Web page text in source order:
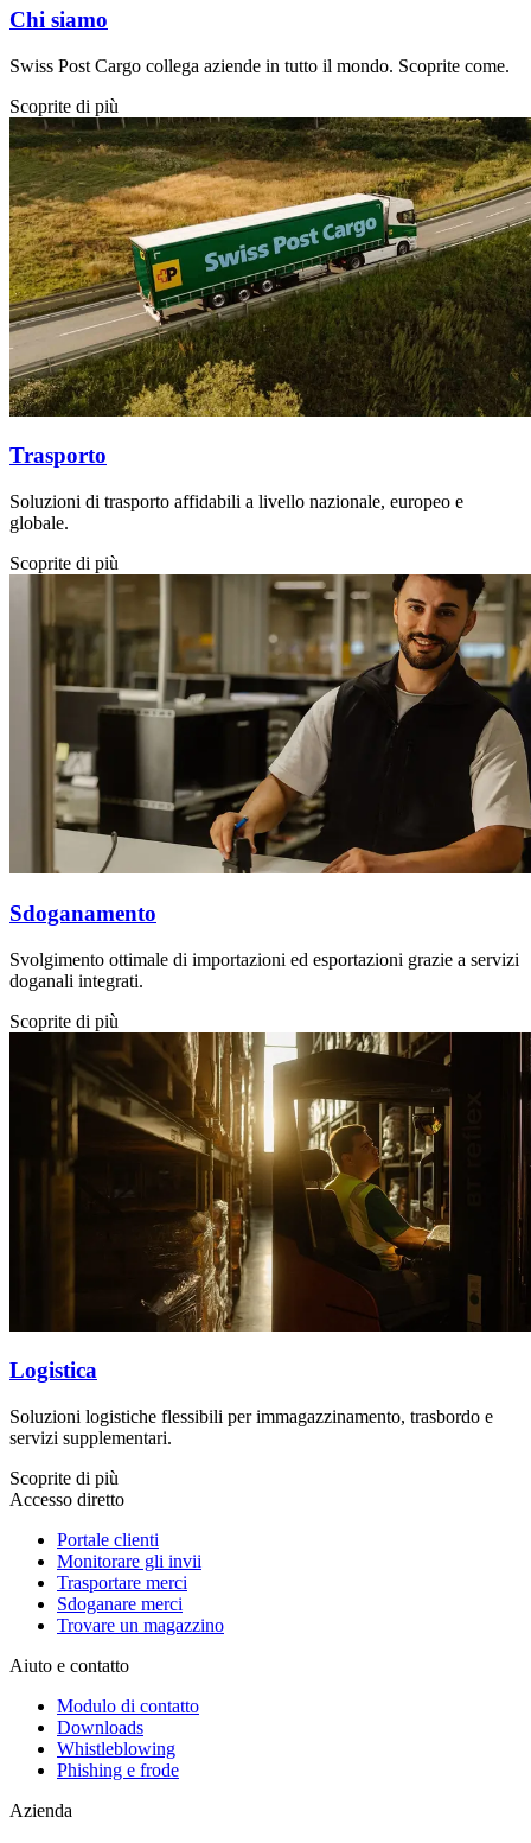
Chi siamo
Swiss Post Cargo collega aziende in tutto il mondo. Scoprite come.
Scoprite di più
Trasporto
Soluzioni di trasporto affidabili a livello nazionale, europeo e
globale.
Scoprite di più
Sdoganamento
Svolgimento ottimale di importazioni ed esportazioni grazie a servizi
doganali integrati.
Scoprite di più
Logistica
Soluzioni logistiche flessibili per immagazzinamento, trasbordo e
servizi supplementari.
Scoprite di più
Accesso diretto
Portale clienti
Monitorare gli invii
Trasportare merci
Sdoganare merci
Trovare un magazzino
Aiuto e contatto
Modulo di contatto
Downloads
Whistleblowing
Phishing e frode
Azienda